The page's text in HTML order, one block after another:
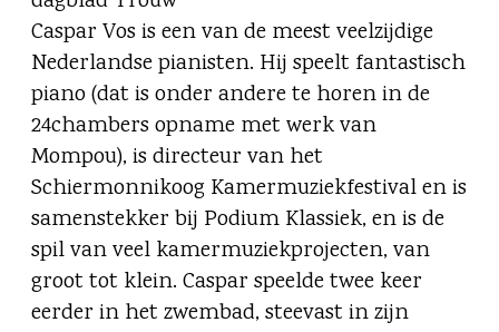
Caspar Vos is een van de meest veelzijdige
Nederlandse pianisten. Hij speelt fantastisch
piano (dat is onder andere te horen in de
24chambers opname met werk van
Mompou), is directeur van het
Schiermonnikoog Kamermuziekfestival en is
samenstekker bij Podium Klassiek, en is de
spil van veel kamermuziekprojecten, van
groot tot klein. Caspar speelde twee keer
eerder in het zwembad, steevast in zijn